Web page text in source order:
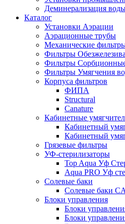
Деминерализация
Каталог
Установки Аэрации
Аэрационные трубы
Механические
Фильтры
Фильтры
Фильтры Умягчения
Корпуса фильтров
ФИПА
Structural
Canature
Кабинетные
Кабинетный
Кабинетный
Грязевые фильтры
УФ-стерилизаторы
Top Aqua Уф
Aqua PRO Уф
Солевые баки
Солевые баки
Блоки управления
Блоки
Блоки